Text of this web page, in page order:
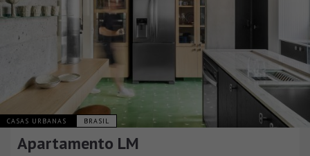
CASAS URBANAS BRASIL
Apartamento LM